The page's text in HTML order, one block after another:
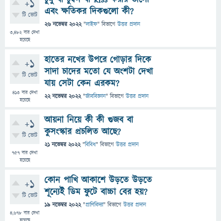
+1
টি ভোট
3,482বার দেখা
হয়েছে
এবং ক্ষতিকর দিকগুলো কী?
26 নভেম্বর 2022 "লাইফ" বিভাগে উত্তর প্রদান
+1
টি ভোট
413বার দেখা
হয়েছে
হাতের নখের উপরে গোড়ার দিকে
সাদা চাদের মতো যে অংশটা দেখা
যায় সেটা কেন এরকম?
22 নভেম্বর 2022 "জীববিজ্ঞান" বিভাগে উত্তর প্রদান
+1
টি ভোট
757 বার দেখা
হয়েছে
আয়না নিয়ে কী কী গুজব বা
কুসংস্কার প্রচলিত আছে?
21 নভেম্বর 2022 "বিবিধ" বিভাগে উত্তর প্রদান
+1
টি ভোট
4,678 বার দেখা
কোন পাখি আকাশে উড়তে উড়তে
শূন্যেই ডিম ফুটে বাচ্চা বের হয়‌?
19 নভেম্বর 2022 "প্রাণিবিদ্যা" বিভাগে উত্তর প্রদান